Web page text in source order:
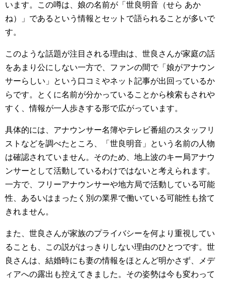
います。この噂は、娘の名前が「世良明音（せら あか
ね）」であるという情報とセットで語られることが多いで
す。
このような話題が注目される理由は、世良さんが家庭の話
をあまり公にしない一方で、ファンの間で「娘がアナウン
サーらしい」という口コミやネット記事が出回っているか
らです。とくに名前が分かっていることから検索もされや
すく、情報が一人歩きする形で広がっています。
具体的には、アナウンサー名簿やテレビ番組のスタッフリ
ストなどを調べたところ、「世良明音」という名前の人物
は確認されていません。そのため、地上波のキー局アナウ
ンサーとして活動しているわけではないと考えられます。
一方で、フリーアナウンサーや地方局で活動している可能
性、あるいはまったく別の業界で働いている可能性も捨て
きれません。
また、世良さんが家族のプライバシーを何より重視してい
ることも、この説がはっきりしない理由のひとつです。世
良さんは、結婚時にも妻の情報をほとんど明かさず、メデ
ィアへの露出も控えてきました。その姿勢は今も変わって